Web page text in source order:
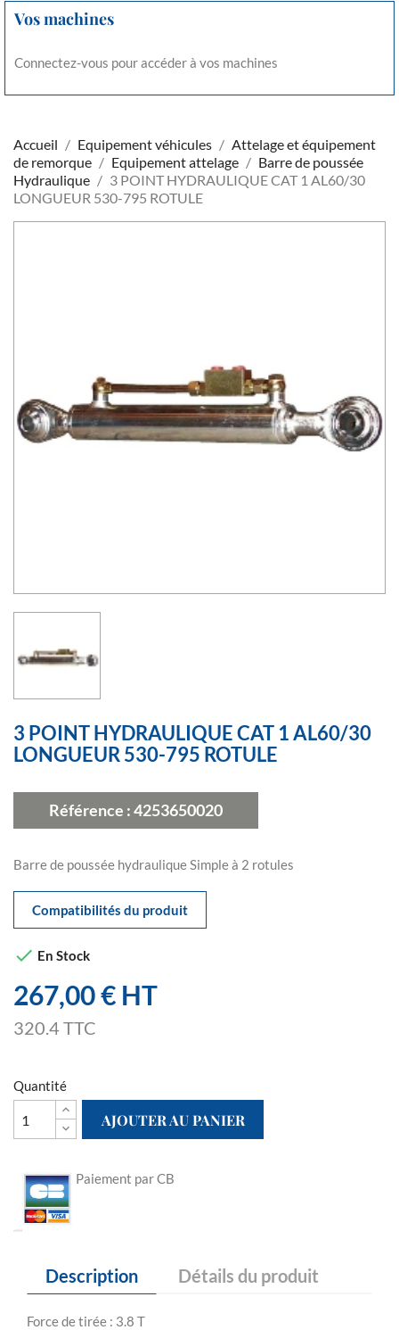
Vos machines
Connectez-vous pour accéder à vos machines
Accueil Equipement véhicules
Attelage et équipement
de remorque
Equipement attelage
Barre de poussée
Hydraulique
3 POINT HYDRAULIQUE CAT 1 AL60/30
LONGUEUR 530-795 ROTULE
3 POINT HYDRAULIQUE CAT 1 AL60/30
LONGUEUR 530-795 ROTULE
Référence :4253650020
Barre de poussée hydraulique Simple à 2 rotules
Compatibilités du produit
 En Stock
267,00 € HT
320.4 TTC
Quantité
AJOUTER AU PANIER
Paiement par CB
Description Détails du produit
Force de tirée : 3.8 T